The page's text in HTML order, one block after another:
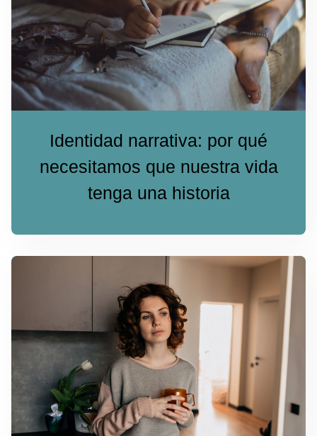
Identidad narrativa: por qué
necesitamos que nuestra vida
tenga una historia